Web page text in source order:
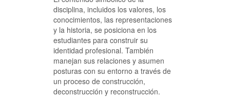
disciplina, incluidos los valores, los
conocimientos, las representaciones
y la historia, se posiciona en los
estudiantes para construir su
identidad profesional. También
manejan sus relaciones y asumen
posturas con su entorno a través de
un proceso de construcción,
deconstrucción y reconstrucción.